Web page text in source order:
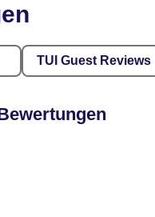
TUI Guest Reviews